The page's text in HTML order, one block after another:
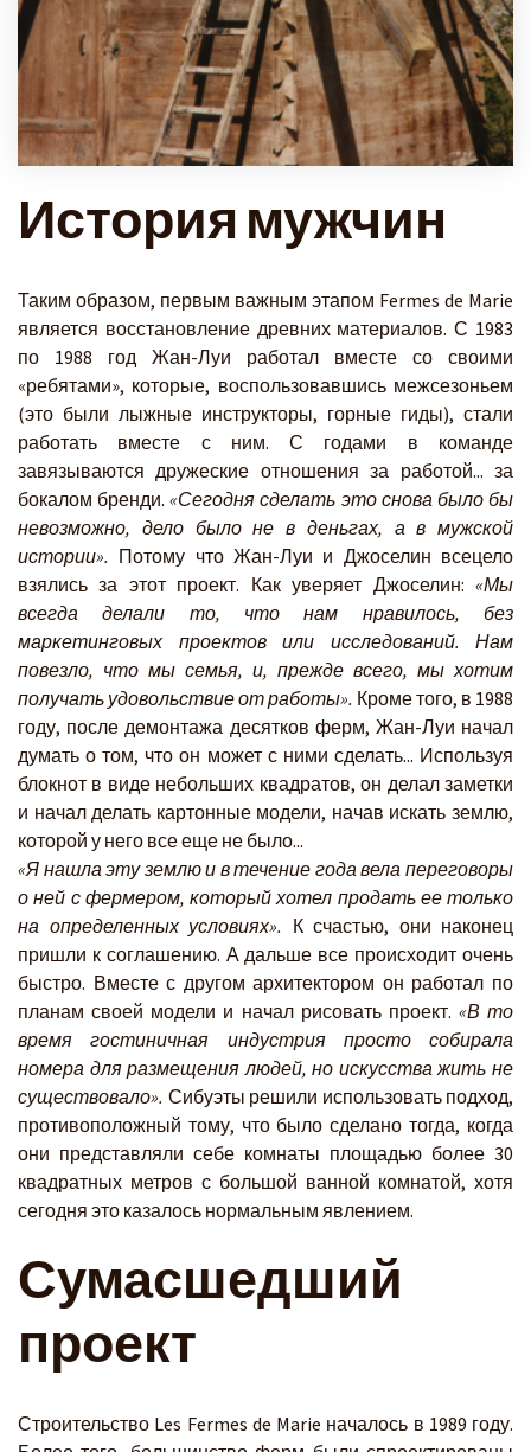
История мужчин
Таким образом, первым важным этапом Fermes de Marie
является восстановление древних материалов. С 1983
по 1988 год Жан-Луи работал вместе со своими
«ребятами», которые, воспользовавшись межсезоньем
(это были лыжные инструкторы, горные гиды), стали
работать вместе с ним. С годами в команде
завязываются дружеские отношения за работой... за
бокалом бренди.«Сегодня сделать это снова было бы
невозможно, дело было не в деньгах, а в мужской
истории». Потому что Жан-Луи и Джоселин всецело
взялись за этот проект. Как уверяет Джоселин: «Мы
всегда делали то, что нам нравилось, без
маркетинговых проектов или исследований. Нам
повезло, что мы семья, и, прежде всего, мы хотим
получать удовольствие от работы». Кроме того, в 1988
году, после демонтажа десятков ферм, Жан-Луи начал
думать о том, что он может с ними сделать... Используя
блокнот в виде небольших квадратов, он делал заметки
и начал делать картонные модели, начав искать землю,
которой у него все еще не было...
«Я нашла эту землю и в течение года вела переговоры
о ней с фермером, который хотел продать ее только
на определенных условиях». К счастью, они наконец
пришли к соглашению. А дальше все происходит очень
быстро. Вместе с другом архитектором он работал по
планам своей модели и начал рисовать проект. «В то
время гостиничная индустрия просто собирала
номера для размещения людей, но искусства жить не
существовало». Сибуэты решили использовать подход,
противоположный тому, что было сделано тогда, когда
они представляли себе комнаты площадью более 30
квадратных метров с большой ванной комнатой, хотя
сегодня это казалось нормальным явлением.
Сумасшедший
проект
Строительство Les Fermes de Marie началось в 1989 году.